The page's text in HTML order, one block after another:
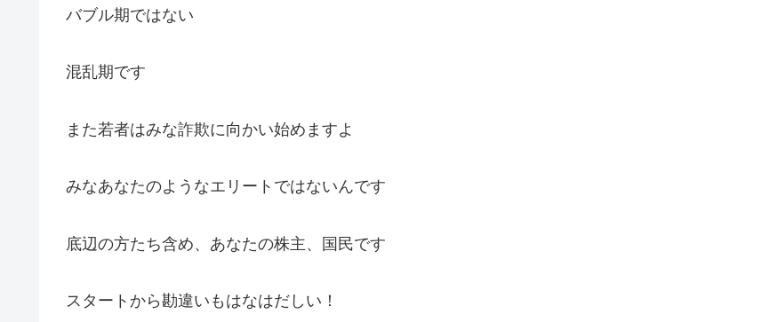
バブル期ではない
混乱期です
また若者はみな詐欺に向かい始めますよ
みなあなたのようなエリートではないんです
底辺の方たち含め、あなたの株主、国民です
スタートから勘違いもはなはだしい！